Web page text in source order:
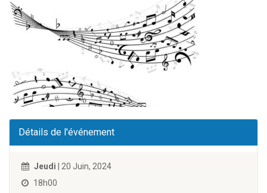
Détails de l'événement
Jeudi | 20 Juin, 2024
18h00